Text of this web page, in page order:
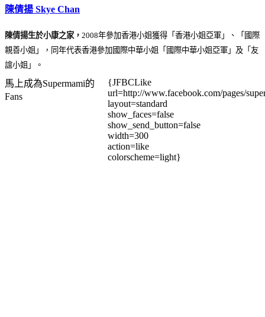
陳倩揚 Skye Chan
陳倩揚生於小康之家， 2008年參加香港小姐獲得「香港小姐亞軍」、「國際
親善小姐」，同年代表香港參加國際中華小姐「國際中華小姐亞軍」及「友
誼小姐」。
馬上成為Supermami的
Fans
{JFBCLike
url=http://www.facebook.com/pages/
layout=standard
show_faces=false
show_send_button=false
width=300
action=like
colorscheme=light}